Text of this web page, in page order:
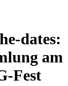
dates:
am
Fest